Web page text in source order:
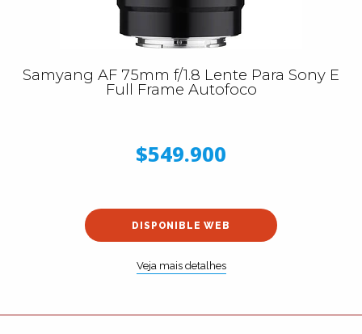
Samyang AF 75mm f/1.8 Lente Para Sony E
Full Frame Autofoco
$549.900
DISPONIBLE WEB
Veja mais detalhes